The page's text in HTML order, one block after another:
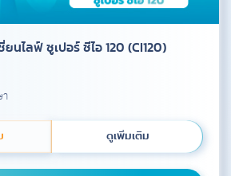
นไลฟ์ ซูเปอร์ ซีไอ 120 (CI120)
ดูเพิ่มเติม